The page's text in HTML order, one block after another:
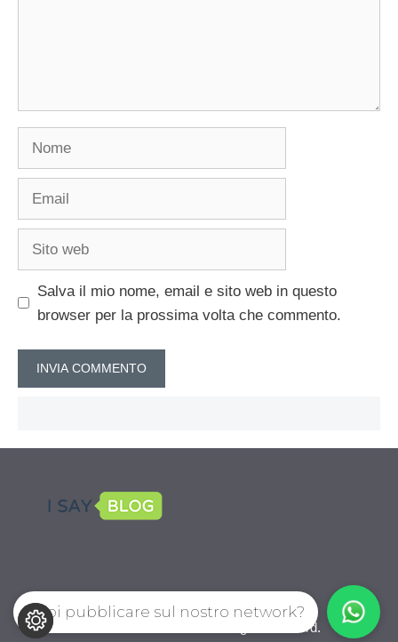
Salva il mio nome, email e sito web in questo
browser per la prossima volta che commento.
CalcioPro.com © 2026. All right reserverd.
Vuoi pubblicare sul nostro network?